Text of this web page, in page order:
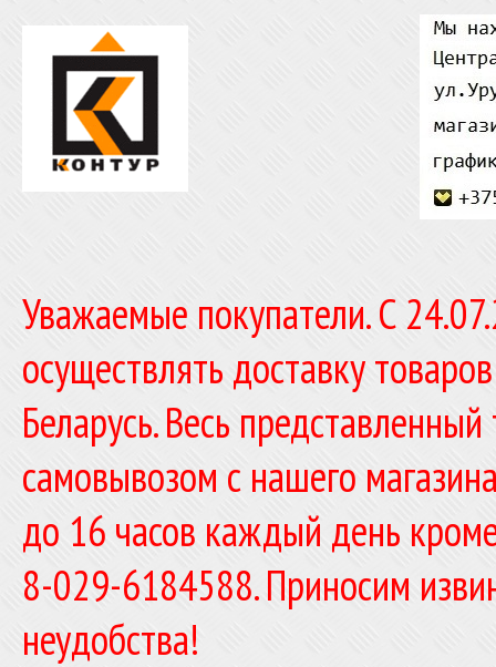
Уважаемые покупатели. C
осуществлять доставку
Беларусь. Весь
самовывозом с нашего
до 16 часов каждый день
8-029-6184588. Приносим
неудобства!